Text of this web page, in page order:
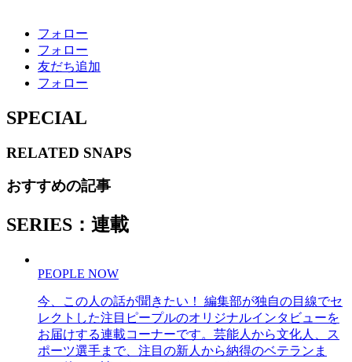
フォロー
フォロー
友だち追加
フォロー
SPECIAL
RELATED SNAPS
おすすめの記事
SERIES：連載
PEOPLE NOW
今、この人の話が聞きたい！ 編集部が独自の目線でセ
レクトした注目ピープルのオリジナルインタビューを
お届けする連載コーナーです。芸能人から文化人、ス
ポーツ選手まで、注目の新人から納得のベテランま